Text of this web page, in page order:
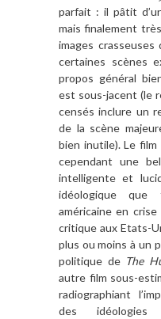
parfait : il pâtit
mais finalement
images
certaines scènes
propos général
est sous-jacent (le
censés inclure un
de la scène
bien inutile). Le
cependant une
intelligente et
idéologique que
américaine en
critique aux Etats-
plus ou moins à un
politique de The
autre film sous-
radiographiant
des